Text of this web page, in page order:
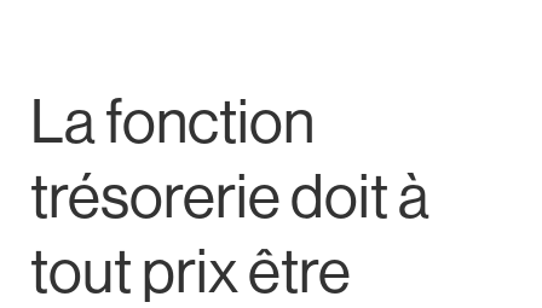
La fonction
trésorerie doit à
tout prix être